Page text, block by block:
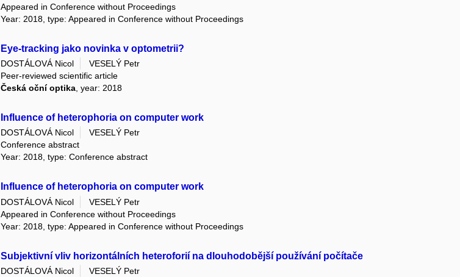
Appeared in Conference without Proceedings
Year: 2018, type: Appeared in Conference without Proceedings
Eye-tracking jako novinka v optometrii?
DOSTÁLOVÁ Nicol
VESELÝ Petr
Peer-reviewed scientific article
Česká oční optika , year: 2018
Influence of heterophoria on computer work
DOSTÁLOVÁ Nicol
VESELÝ Petr
Conference abstract
Year: 2018, type: Conference abstract
Influence of heterophoria on computer work
DOSTÁLOVÁ Nicol
VESELÝ Petr
Appeared in Conference without Proceedings
Year: 2018, type: Appeared in Conference without Proceedings
Subjektivní vliv horizontálních heteroforií na dlouhodobější používání počítače
DOSTÁLOVÁ Nicol
VESELÝ Petr